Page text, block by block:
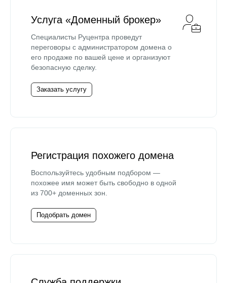
Услуга «Доменный брокер»
Специалисты Руцентра проведут
переговоры с администратором домена о
его продаже по вашей цене и организуют
безопасную сделку.
Заказать услугу
Регистрация похожего домена
Воспользуйтесь удобным подбором —
похожее имя может быть свободно в одной
из 700+ доменных зон.
Подобрать домен